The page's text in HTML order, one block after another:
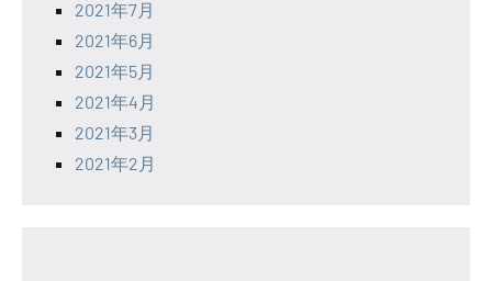
2021年7月
2021年6月
2021年5月
2021年4月
2021年3月
2021年2月